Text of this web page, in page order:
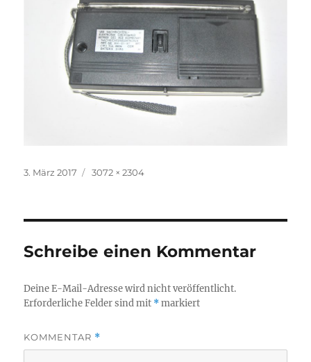
Veröffentlicht
3. März 2017
Volle
3072 × 2304
Schreibe einen Kommentar
Deine E-Mail-Adresse wird nicht veröffentlicht.
Erforderliche Felder sind mit *markiert
KOMMENTAR *